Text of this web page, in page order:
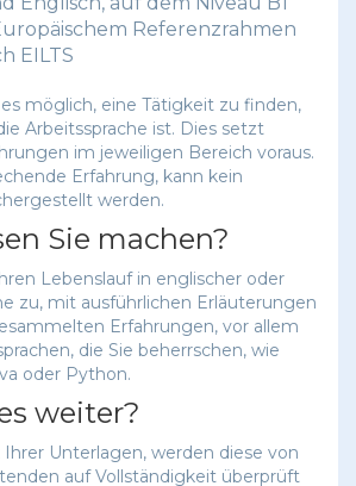
Referenzrahmen
EILTS
möglich, eine Tätigkeit zu finden,
Arbeitssprache ist. Dies setzt
im jeweiligen Bereich voraus.
Erfahrung, kann kein
werden.
Sie machen?
Lebenslauf in englischer oder
zu, mit ausführlichen Erläuterungen
Erfahrungen, vor allem
die Sie beherrschen, wie
oder Python.
weiter?
Unterlagen, werden diese von
auf Vollständigkeit überprüft